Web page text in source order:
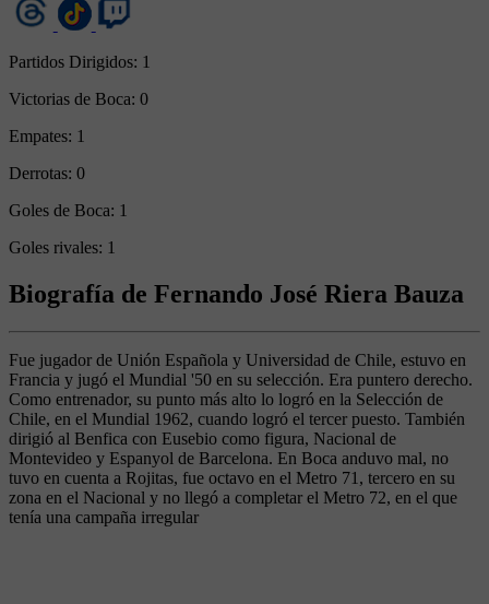
Partidos Dirigidos: 1
Victorias de Boca: 0
Empates: 1
Derrotas: 0
Goles de Boca: 1
Goles rivales: 1
Biografía de Fernando José Riera Bauza
Fue jugador de Unión Española y Universidad de Chile, estuvo en
Francia y jugó el Mundial '50 en su selección. Era puntero derecho.
Como entrenador, su punto más alto lo logró en la Selección de
Chile, en el Mundial 1962, cuando logró el tercer puesto. También
dirigió al Benfica con Eusebio como figura, Nacional de
Montevideo y Espanyol de Barcelona. En Boca anduvo mal, no
tuvo en cuenta a Rojitas, fue octavo en el Metro 71, tercero en su
zona en el Nacional y no llegó a completar el Metro 72, en el que
tenía una campaña irregular